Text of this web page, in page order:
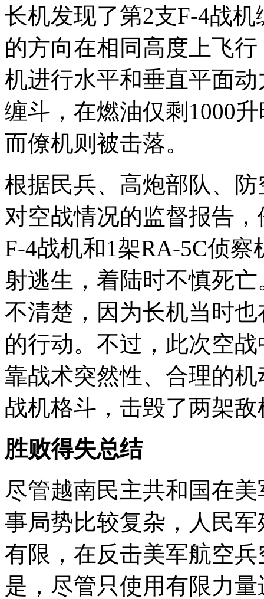
长机发现了第2支F-4战
的方向在相同高度上飞
机进行水平和垂直平面
缠斗，在燃油仅剩1000
而僚机则被击落。
根据民兵、高炮部队、
对空战情况的监督报告
F-4战机和1架RA-5C侦
射逃生，着陆时不慎死
不清楚，因为长机当时
的行动。不过，此次空
靠战术突然性、合理的
战机格斗，击毁了两架
胜败得失总结
尽管越南民主共和国在
事局势比较复杂，人民
有限，在反击美军航空
是，尽管只使用有限力